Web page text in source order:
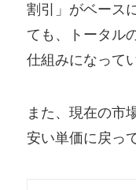
割引」がベース
ても、トータル
仕組みになって
また、現在の市
安い単価に戻っ